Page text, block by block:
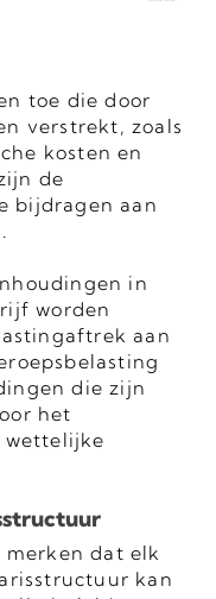
toe die door
verstrekt, zoals
kosten en
de
bijdragen aan
in
worden
aan
die zijn
het
dat elk
kan